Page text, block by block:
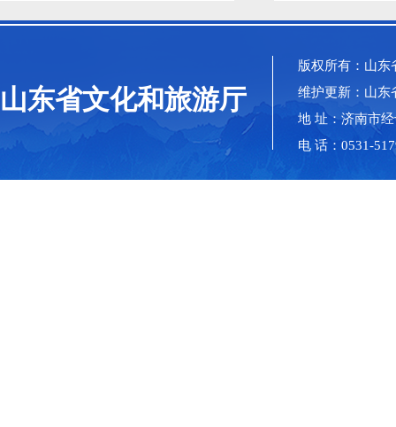
山东省文化和旅游厅
版权所有：山东
维护更新：山东
地 址：济南市
电 话：0531-